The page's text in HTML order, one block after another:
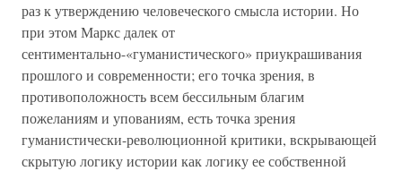
раз к утверждению человеческого смысла истории. Но
при этом Маркс далек от
сентиментально-«гуманистического» приукрашивания
прошлого и современности; его точка зрения, в
противоположность всем бессильным благим
пожеланиям и упованиям, есть точка зрения
гуманистически-революционной критики, вскрывающей
скрытую логику истории как логику ее собственной